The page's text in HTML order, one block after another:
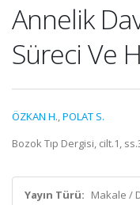
Annelik
Süreci Ve
ÖZKAN H.,POLAT S.
Bozok Tıp Dergisi, cilt.1,
Yayın Türü: Makale /